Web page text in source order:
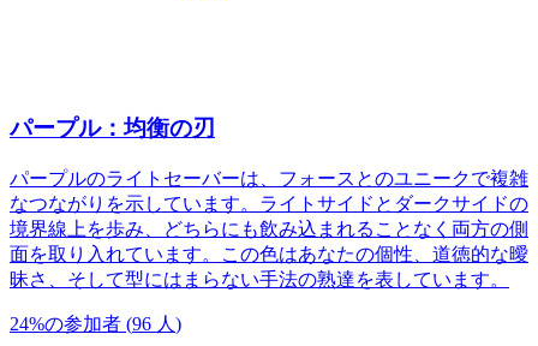
パープル：均衡の刃
パープルのライトセーバーは、フォースとのユニークで複雑
なつながりを示しています。ライトサイドとダークサイドの
境界線上を歩み、どちらにも飲み込まれることなく両方の側
面を取り入れています。この色はあなたの個性、道徳的な曖
昧さ、そして型にはまらない手法の熟達を表しています。
24%の参加者 (96 人 )